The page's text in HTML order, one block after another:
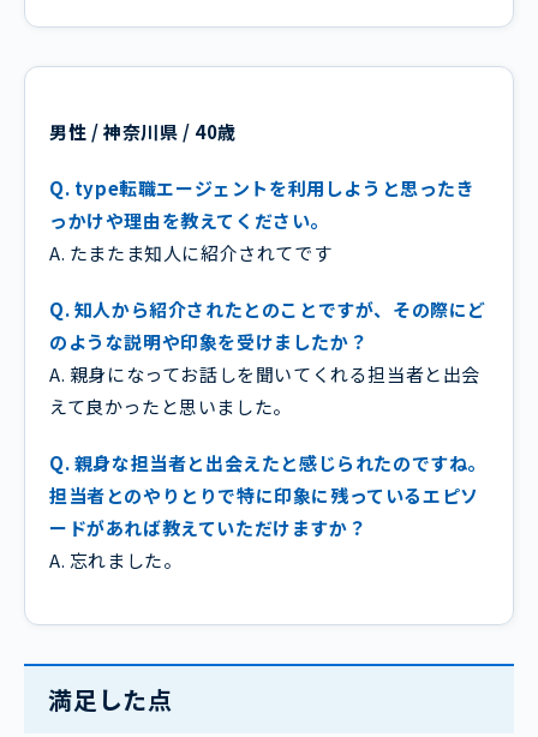
男性 / 神奈川県 / 40歳
Q. type転職エージェントを利用しようと思ったき
っかけや理由を教えてください。
A. たまたま知人に紹介されてです
Q. 知人から紹介されたとのことですが、その際にど
のような説明や印象を受けましたか？
A. 親身になってお話しを聞いてくれる担当者と出会
えて良かったと思いました。
Q. 親身な担当者と出会えたと感じられたのですね。
担当者とのやりとりで特に印象に残っているエピソ
ードがあれば教えていただけますか？
A. 忘れました。
満足した点